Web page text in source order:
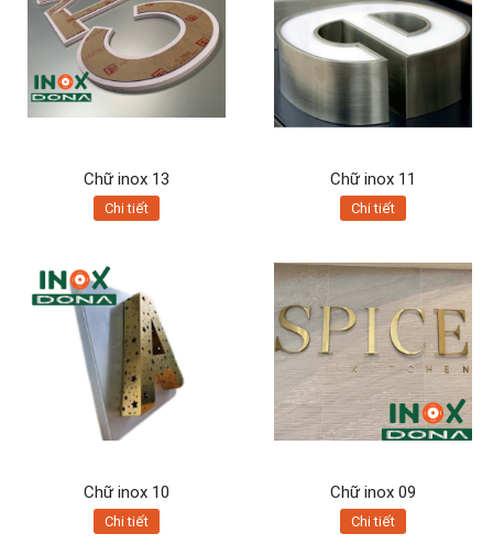
Chữ inox 13
Chi tiết
Chữ inox 11
Chi tiết
Chữ inox 10
Chi tiết
Chữ inox 09
Chi tiết